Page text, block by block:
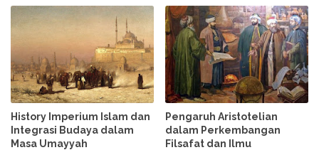
History Imperium Islam dan
Integrasi Budaya dalam
Masa Umayyah
Pengaruh Aristotelian
dalam Perkembangan
Filsafat dan Ilmu